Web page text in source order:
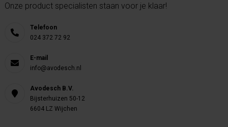
Onze product specialisten staan voor je klaar!
Telefoon
024 372 72 92
E-mail
info@avodesch.nl
Avodesch B.V.
Bijsterhuizen 50-12
6604 LZ Wijchen